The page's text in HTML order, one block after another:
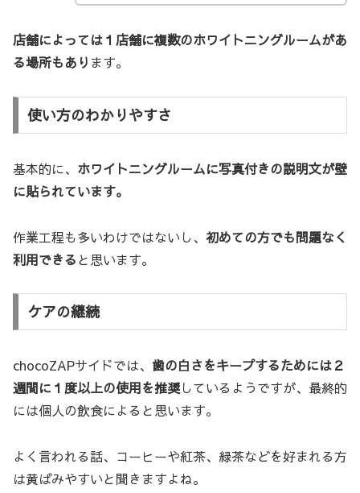
店舗によっては１店舗に複数のホワイトニングルームがあ
る場所もあり ます。
使い方のわかりやすさ
基本的に、 ホワイトニングルームに写真付きの説明文が壁
に貼られています。
作業工程も多いわけではないし、 初めての方でも問題なく
利用できると思います。
ケアの継続
chocoZAPサイドでは、 歯の白さをキープするためには２
週間に１度以上の使用を推奨しているようですが、最終的
には個人の飲食によると思います。
よく言われる話、コーヒーや紅茶、緑茶などを好まれる方
は黄ばみやすいと聞きますよね。